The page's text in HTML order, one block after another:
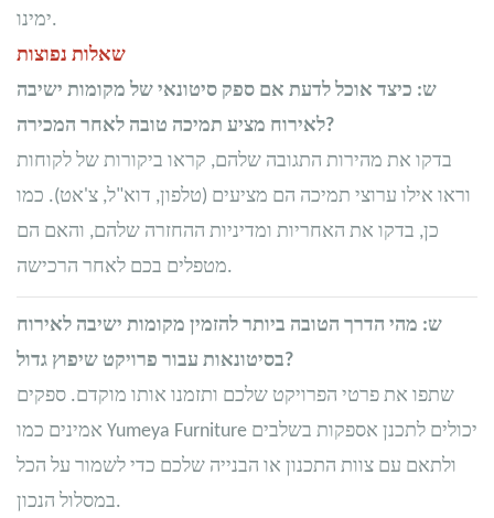
ימינו.
שאלות נפוצות
ש: כיצד אוכל לדעת אם ספק סיטונאי של מקומות ישיבה
לאירוח מציע תמיכה טובה לאחר המכירה?
בדקו את מהירות התגובה שלהם, קראו ביקורות של לקוחות
וראו אילו ערוצי תמיכה הם מציעים (טלפון, דוא"ל, צ'אט). כמו
כן, בדקו את האחריות ומדיניות ההחזרה שלהם, והאם הם
מטפלים בכם לאחר הרכישה.
ש: מהי הדרך הטובה ביותר להזמין מקומות ישיבה לאירוח
בסיטונאות עבור פרויקט שיפוץ גדול?
שתפו את פרטי הפרויקט שלכם ותזמנו אותו מוקדם. ספקים
אמינים כמו Yumeya Furniture יכולים לתכנן אספקות בשלבים
ולתאם עם צוות התכנון או הבנייה שלכם כדי לשמור על הכל
במסלול הנכון.